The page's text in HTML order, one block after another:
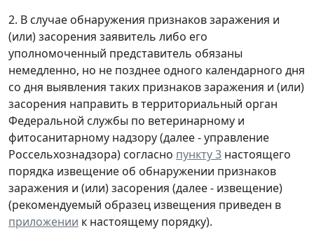
2. В случае обнаружения признаков заражения и
(или) засорения заявитель либо его
уполномоченный представитель обязаны
немедленно, но не позднее одного календарного дня
со дня выявления таких признаков заражения и (или)
засорения направить в территориальный орган
Федеральной службы по ветеринарному и
фитосанитарному надзору (далее - управление
Россельхознадзора) согласно пункту 3 настоящего
порядка извещение об обнаружении признаков
заражения и (или) засорения (далее - извещение)
(рекомендуемый образец извещения приведен в
приложении к настоящему порядку).